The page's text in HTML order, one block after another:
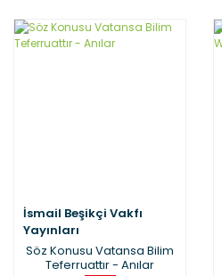
İsmail Beşikçi Vakfı
Yayınları
Söz Konusu Vatansa Bilim
Teferruattır - Anılar